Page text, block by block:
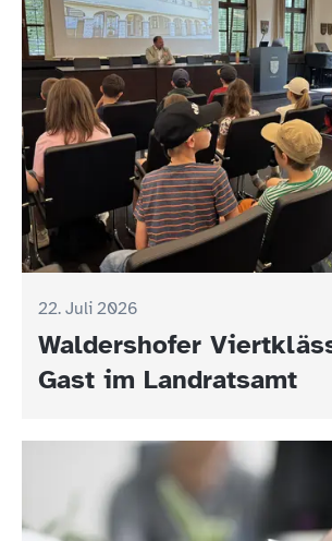
22. Juli 2026
Waldershofer
Gast im Landratsamt